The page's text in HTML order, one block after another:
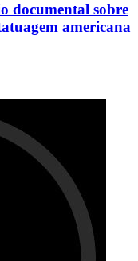
documental sobre
americana